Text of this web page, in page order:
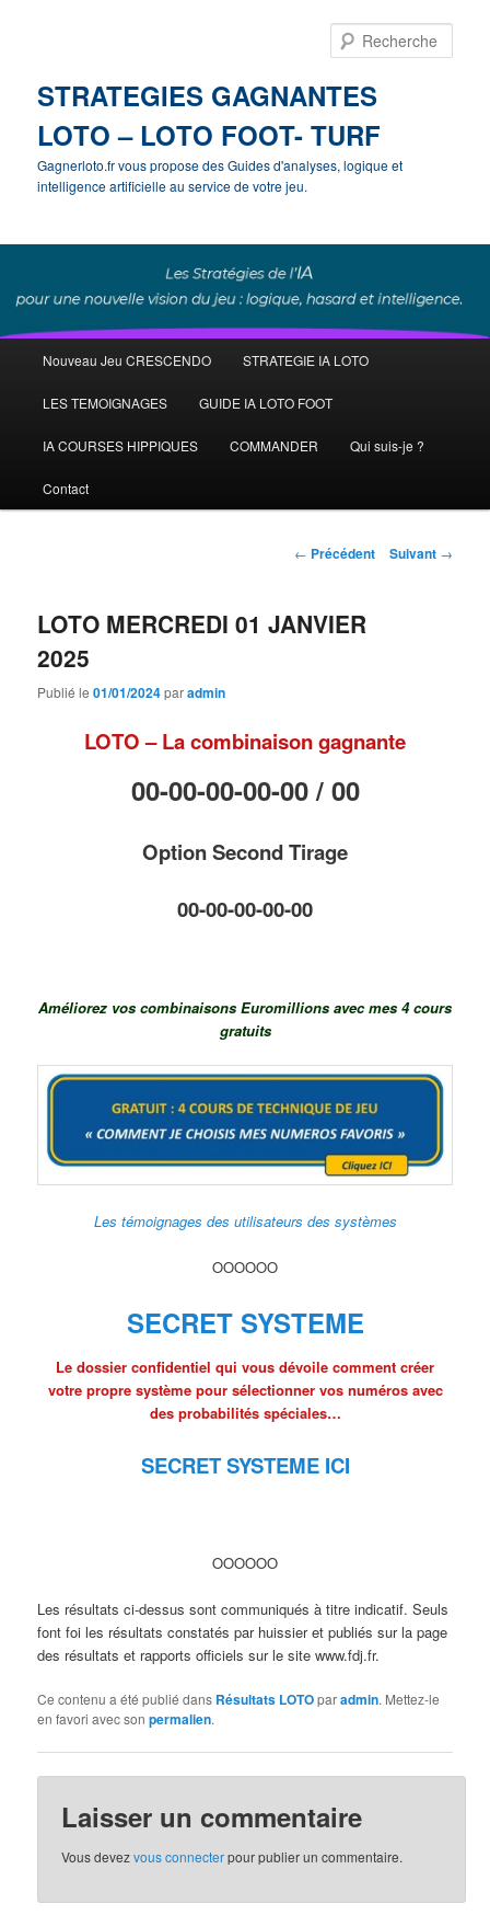
STRATEGIES GAGNANTES
LOTO – LOTO FOOT- TURF
Gagnerloto.fr vous propose des Guides d'analyses, logique et
intelligence artificielle au service de votre jeu.
principal
Aller
au
contenu
Nouveau Jeu CRESCENDO STRATEGIE IA LOTO
LES TEMOIGNAGES GUIDE IA LOTO FOOT
IA COURSES HIPPIQUES COMMANDER Qui suis-je ?
Contact
Navigation
← Précédent Suivant →
LOTO MERCREDI 01 JANVIER
2025
Publié le01/01/2024paradmin
LOTO – La combinaison gagnante
00-00-00-00-00 / 00
Option Second Tirage
00-00-00-00-00
Améliorez vos combinaisons Euromillions avec mes 4 cours
gratuits
Les témoignages des utilisateurs des systèmes
OOOOOO
SECRET SYSTEME
Le dossier confidentiel qui vous dévoile comment créer
votre propre système pour sélectionner vos numéros avec
des probabilités spéciales…
SECRET SYSTEME ICI
OOOOOO
Les résultats ci-dessus sont communiqués à titre indicatif. Seuls
font foi les résultats constatés par huissier et publiés sur la page
des résultats et rapports officiels sur le site www.fdj.fr.
Ce contenu a été publié dans Résultats LOTOparadmin. Mettez-le
en favori avec sonpermalien.
Laisser un commentaire
Vous devezvous connecterpour publier un commentaire.